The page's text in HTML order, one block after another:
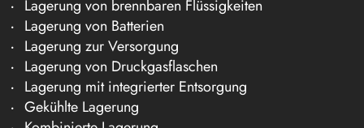
Lagerung von brennbaren Flüssigkeiten
Lagerung von Batterien
Lagerung zur Versorgung
Lagerung von Druckgasflaschen
Lagerung mit integrierter Entsorgung
Gekühlte Lagerung